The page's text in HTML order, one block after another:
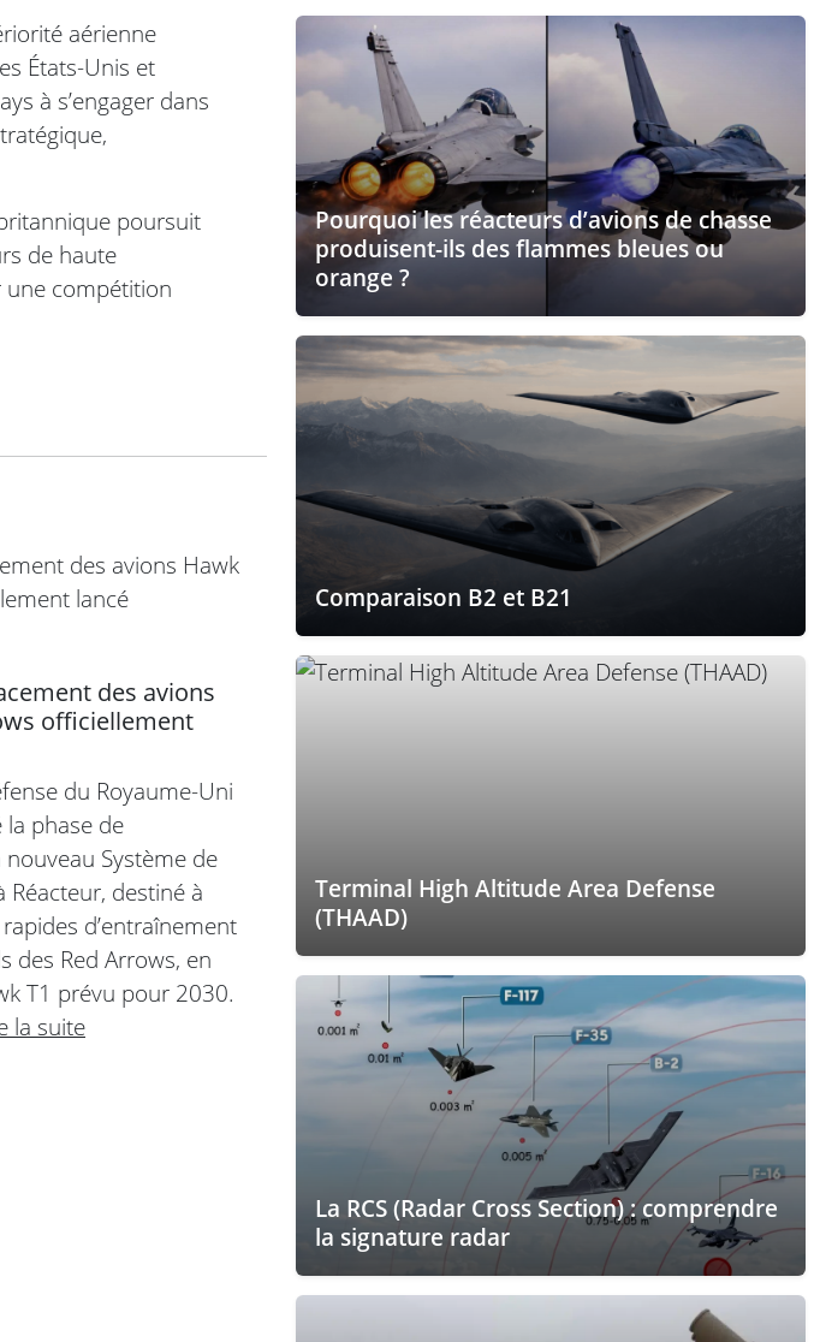
aérienne
États-Unis et
à s’engager dans
poursuit
de haute
une compétition
des avions
officiellement
du Royaume-Uni
phase de
Système de
destiné à
d’entraînement
des Red Arrows, en
T1 prévu pour 2030.
la suite
Pourquoi les réacteurs d’avions de chasse
produisent-ils des flammes bleues ou
orange ?
Comparaison B2 et B21
Terminal High Altitude Area Defense
(THAAD)
La RCS (Radar Cross Section) : comprendre
la signature radar